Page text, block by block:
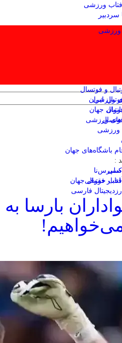
ورزشی
و فوتسال
ایران
جهان
ورزشی
ورزشی
ورزشی
باشگاه‌های جهان
اکسپرس‌نا
حقوقی
ارزدیجیتال فارسی
:
اخبار فوتبال جهان
بارسا به